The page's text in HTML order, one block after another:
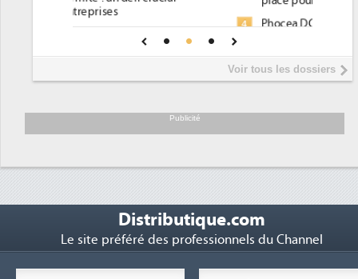
Phocea DC dans les cordes pour la
Interview de Fabrice Coquio,
président de Digital Realty...
soutient les...
Voir tous les dossiers
Publicité
Distributique.com
Le site préféré des professionnels du Channel